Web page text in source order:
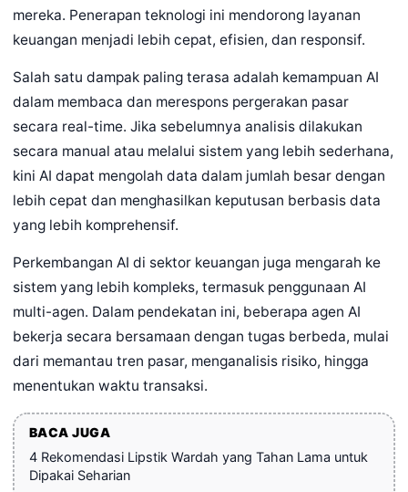
mereka. Penerapan teknologi ini mendorong layanan
keuangan menjadi lebih cepat, efisien, dan responsif.
Salah satu dampak paling terasa adalah kemampuan AI
dalam membaca dan merespons pergerakan pasar
secara real-time. Jika sebelumnya analisis dilakukan
secara manual atau melalui sistem yang lebih sederhana,
kini AI dapat mengolah data dalam jumlah besar dengan
lebih cepat dan menghasilkan keputusan berbasis data
yang lebih komprehensif.
Perkembangan AI di sektor keuangan juga mengarah ke
sistem yang lebih kompleks, termasuk penggunaan AI
multi-agen. Dalam pendekatan ini, beberapa agen AI
bekerja secara bersamaan dengan tugas berbeda, mulai
dari memantau tren pasar, menganalisis risiko, hingga
menentukan waktu transaksi.
BACA JUGA
4 Rekomendasi Lipstik Wardah yang Tahan Lama untuk
Dipakai Seharian